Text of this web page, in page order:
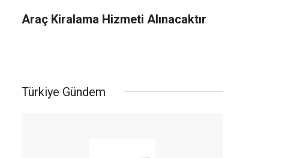
Araç Kiralama Hizmeti Alınacaktır
Türkiye Gündem